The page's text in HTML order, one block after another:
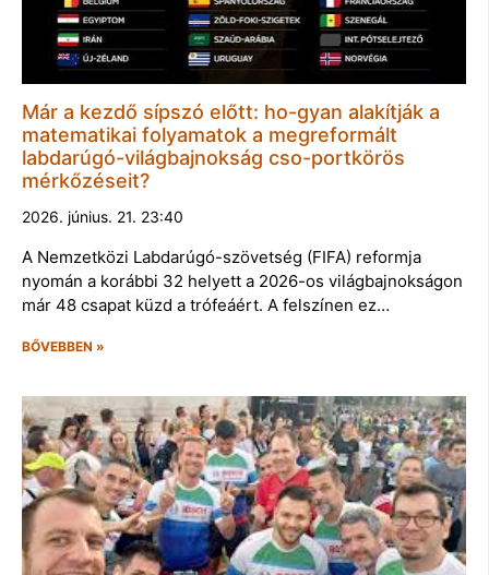
Már a kezdő sípszó előtt: ho-gyan alakítják a
matematikai folyamatok a megreformált
labdarúgó-világbajnokság cso-portkörös
mérkőzéseit?
2026. június. 21. 23:40
A Nemzetközi Labdarúgó-szövetség (FIFA) reformja
nyomán a korábbi 32 helyett a 2026-os világbajnokságon
már 48 csapat küzd a trófeáért. A felszínen ez…
BŐVEBBEN »